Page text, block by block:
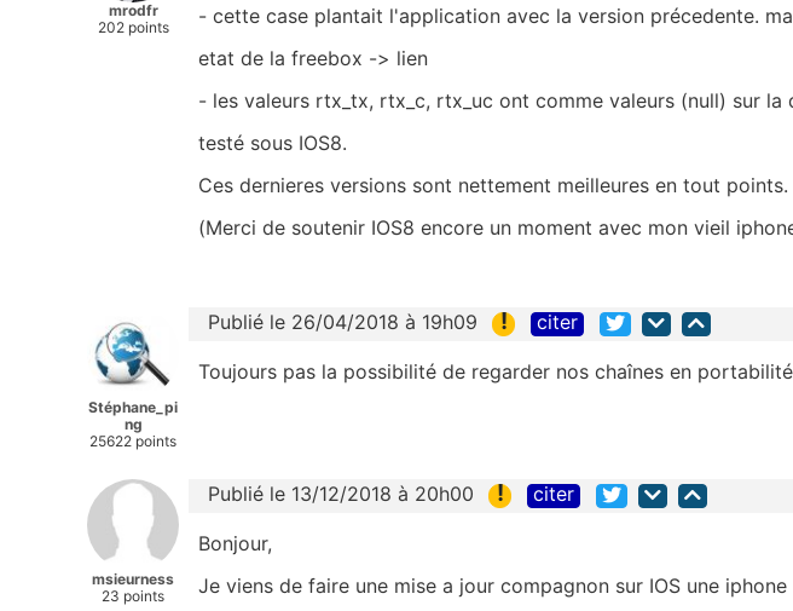
mrodfr
202 points
- cette case plantait l'application avec la version précedente.
etat de la freebox -> lien
- les valeurs rtx_tx, rtx_c, rtx_uc ont comme valeurs (null) sur la
testé sous IOS8.
Ces dernieres versions sont nettement meilleures en tout
(Merci de soutenir IOS8 encore un moment avec mon vieil
Stéphane_pi
ng
25622 points
Publié le 26/04/2018 à 19h09 ! citer
Toujours pas la possibilité de regarder nos chaînes en
msieurness
23 points
Publié le 13/12/2018 à 20h00 ! citer
Bonjour,
Je viens de faire une mise a jour compagnon sur IOS une iphone